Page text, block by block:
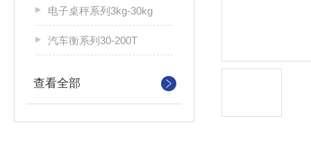
电子桌秤系列3kg-30kg
汽车衡系列30-200T
查看全部